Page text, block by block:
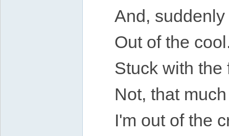
And,
Out of the
Stuck with the
Not, that
I'm out of the